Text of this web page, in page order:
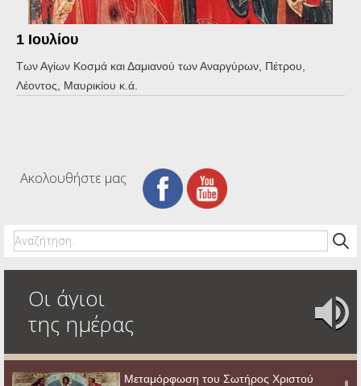
1 Ιουλίου
Των Αγίων Κοσμά και Δαμιανού των Αναργύρων, Πέτρου,
Λέοντος, Μαυρικίου κ.ά.
Ακολουθήστε μας
Οι άγιοι
της ημέρας
Μεταμόρφωση του Σωτήρος Χριστού